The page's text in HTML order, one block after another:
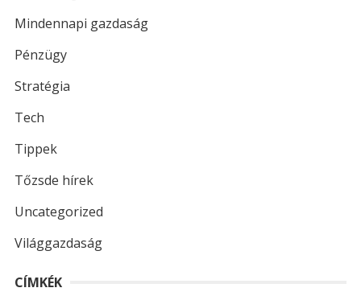
Mindennapi gazdaság
Pénzügy
Stratégia
Tech
Tippek
Tőzsde hírek
Uncategorized
Világgazdaság
CÍMKÉK